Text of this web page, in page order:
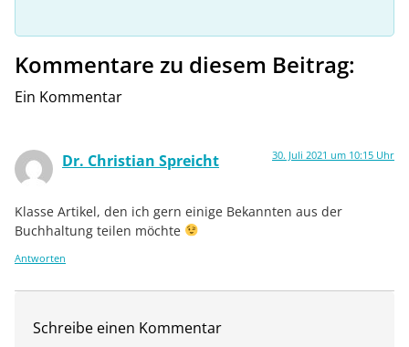
Kommentare zu diesem Beitrag:
Ein Kommentar
Dr. Christian Spreicht 30. Juli 2021 um 10:15 Uhr
Klasse Artikel, den ich gern einige Bekannten aus der
Buchhaltung teilen möchte
Antworten
Schreibe einen Kommentar